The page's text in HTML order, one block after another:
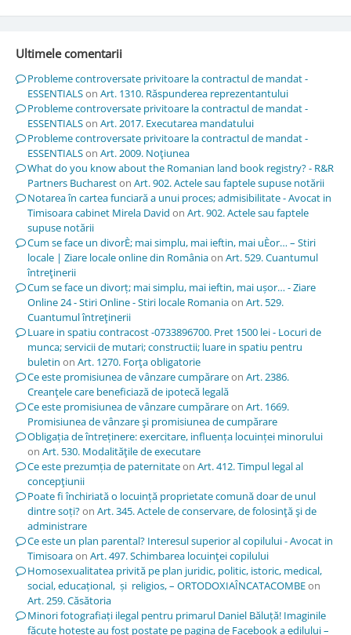
Ultimele comentarii
Probleme controversate privitoare la contractul de mandat -
ESSENTIALSon Art. 1310. Răspunderea reprezentantului
Probleme controversate privitoare la contractul de mandat -
ESSENTIALSon Art. 2017. Executarea mandatului
Probleme controversate privitoare la contractul de mandat -
ESSENTIALSon Art. 2009. Noţiunea
What do you know about the Romanian land book registry? - R&R
Partners Buchareston Art. 902. Actele sau faptele supuse notării
Notarea în cartea funciară a unui proces; admisibilitate - Avocat in
Timisoara cabinet Mirela David on Art. 902. Actele sau faptele
supuse notării
Cum se face un divorÈ; mai simplu, mai ieftin, mai uÈor… – Stiri
locale | Ziare locale online din Româniaon Art. 529. Cuantumul
întreţinerii
Cum se face un divorț; mai simplu, mai ieftin, mai ușor… - Ziare
Online 24 - Stiri Online - Stiri locale Romaniaon Art. 529.
Cuantumul întreţinerii
Luare in spatiu contracost -0733896700. Pret 1500 lei - Locuri de
munca; servicii de mutari; constructii; luare in spatiu pentru
buletin on Art. 1270. Forţa obligatorie
Ce este promisiunea de vânzare cumpărareon Art. 2386.
Creanţele care beneficiază de ipotecă legală
Ce este promisiunea de vânzare cumpărareon Art. 1669.
Promisiunea de vânzare şi promisiunea de cumpărare
Obligația de întreținere: exercitare, influența locuinței minorului
on Art. 530. Modalităţile de executare
Ce este prezumția de paternitateon Art. 412. Timpul legal al
concepţiunii
Poate fi închiriată o locuință proprietate comună doar de unul
dintre soți?on Art. 345. Actele de conservare, de folosinţă şi de
administrare
Ce este un plan parental? Interesul superior al copilului - Avocat in
Timisoaraon Art. 497. Schimbarea locuinţei copilului
Homosexualitatea privită pe plan juridic, politic, istoric, medical,
social, educațional, și religios, – ORTODOXIAÎNCATACOMBEon
Art. 259. Căsătoria
Minori fotografiați ilegal pentru primarul Daniel Băluță! Imaginile
făcute hoțește au fost postate pe pagina de Facebook a edilului –